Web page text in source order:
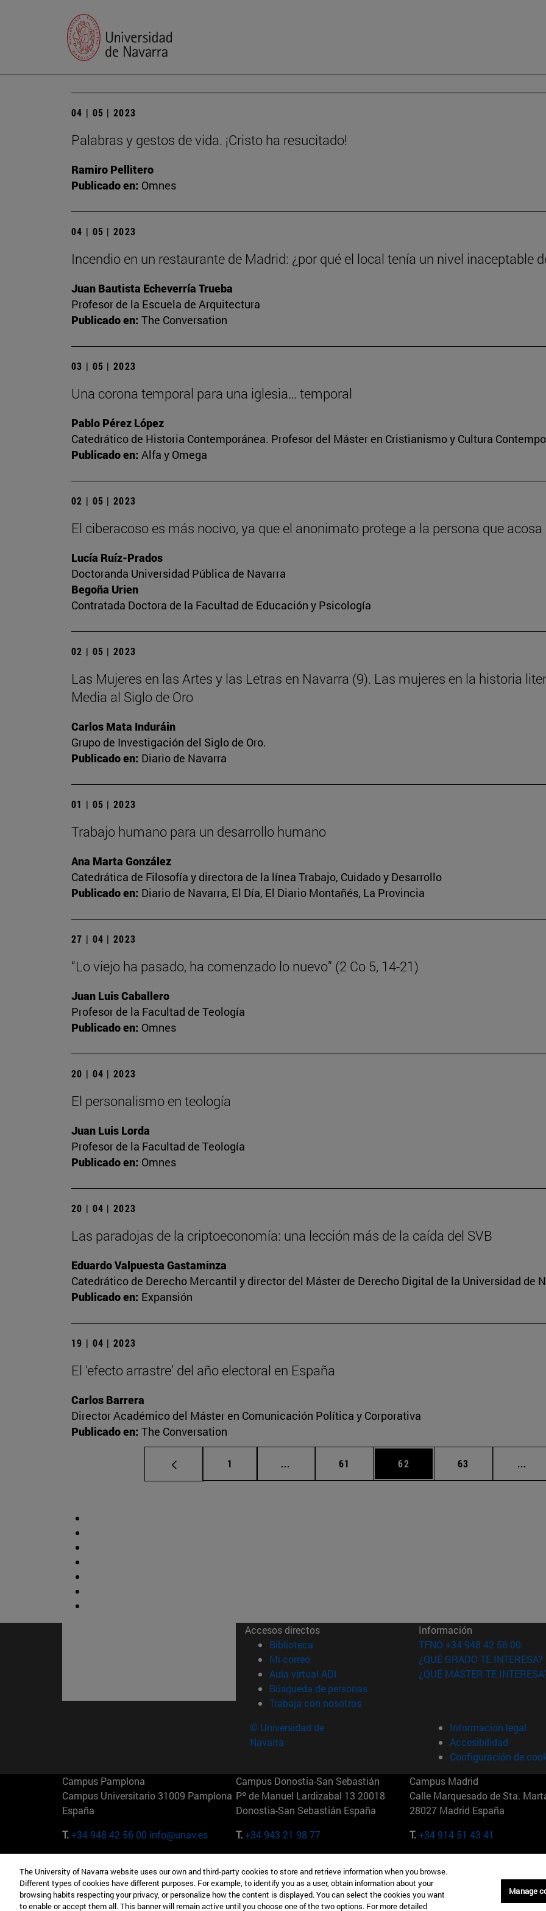
04 | 05 | 2023
Palabras y gestos de vida. ¡Cristo ha resucitado!
Ramiro Pellitero
Publicado en: Omnes
04 | 05 | 2023
Incendio en un restaurante de Madrid: ¿por qué el local tenía un nivel inaceptable
Juan Bautista Echeverría Trueba
Profesor de la Escuela de Arquitectura
Publicado en: The Conversation
03 | 05 | 2023
Una corona temporal para una iglesia… temporal
Pablo Pérez López
Catedrático de Historia Contemporánea. Profesor del Máster en Cristianismo y Cultura
Publicado en: Alfa y Omega
02 | 05 | 2023
El ciberacoso es más nocivo, ya que el anonimato protege a la persona que acosa
Lucía Ruíz-Prados
Doctoranda Universidad Pública de Navarra
Begoña Urien
Contratada Doctora de la Facultad de Educación y Psicología
02 | 05 | 2023
Las Mujeres en las Artes y las Letras en Navarra (9). Las mujeres en la historia
Media al Siglo de Oro
Carlos Mata Induráin
Grupo de Investigación del Siglo de Oro.
Publicado en: Diario de Navarra
01 | 05 | 2023
Trabajo humano para un desarrollo humano
Ana Marta González
Catedrática de Filosofía y directora de la línea Trabajo, Cuidado y Desarrollo
Publicado en: Diario de Navarra, El Día, El Diario Montañés, La Provincia
27 | 04 | 2023
“Lo viejo ha pasado, ha comenzado lo nuevo” (2 Co 5, 14-21)
Juan Luis Caballero
Profesor de la Facultad de Teología
Publicado en: Omnes
20 | 04 | 2023
El personalismo en teología
Juan Luis Lorda
Profesor de la Facultad de Teología
Publicado en: Omnes
20 | 04 | 2023
Las paradojas de la criptoeconomía: una lección más de la caída del SVB
Eduardo Valpuesta Gastaminza
Catedrático de Derecho Mercantil y director del Máster de Derecho Digital de la Universidad de
Publicado en: Expansión
19 | 04 | 2023
El ‘efecto arrastre’ del año electoral en España
Carlos Barrera
Director Académico del Máster en Comunicación Política y Corporativa
Publicado en: The Conversation
Página
1 ... Páginas intermedias Use TAB para desplazarse.
Página
61 Página
62 Página
63 ...
Accesos directos
Biblioteca (abre en nueva ventana)
Mi correo(abre en nueva ventana)
Aula virtual ADI (abre en nueva ventana)
Búsqueda de personas(abre en nueva ventana)
Trabaja con nosotros(abre en nueva ventana)
Información
TFNO +34 948 42 56 00
¿QUÉ GRADO TE INTERESA?
¿QUÉ MÁSTER TE
© Universidad de
Navarra
Información legal
Accesibilidad
Configuración de
Campus Pamplona
Campus Universitario 31009 Pamplona
España
T.+34 948 42 56 00 info@unav.es
Campus Donostia-San Sebastián
Pº de Manuel Lardizabal 13 20018
Donostia-San Sebastián España
T.+34 943 21 98 77
Campus Madrid
Calle Marquesado de Sta.
28027 Madrid España
T.+34 914 51 43 41
Camino del Cerro Águila 3 28023
Madrid España
165 W 57th St 10019-2201 Nueva York
EE.UU
Maria-Theresia-Straße 15 81675
Múnich Alemania
The University of Navarra website uses our own and third-party cookies to store and retrieve information when you browse.
Different types of cookies have different purposes. For example, to identify you as a user, obtain information about your
browsing habits respecting your privacy, or personalize how the content is displayed. You can select the cookies you want
to enable or accept them all. This banner will remain active until you choose one of the two options. For more detailed
Manage